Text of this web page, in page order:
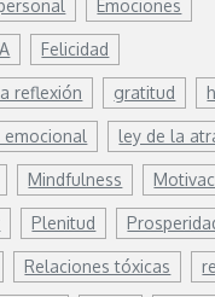
Emociones
Felicidad
reflexión gratitud
ley de la
Mindfulness
Plenitud
Relaciones tóxicas